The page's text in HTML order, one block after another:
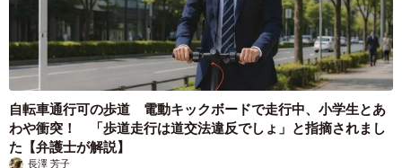
自転車通行可の歩道 電動キックボードで走行中、小学生とあ
わや衝突！ 「歩道走行は道交法違反でしょ」と指摘されまし
た【弁護士が解説】
長澤 芳子